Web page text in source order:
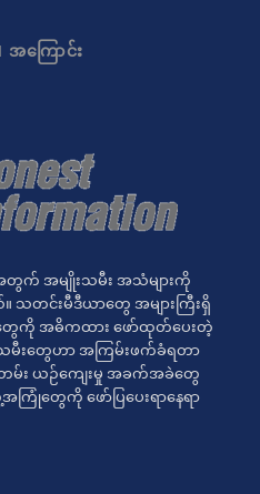
အကြောင်း
တွက် အမျိုးသမီး အသံများကို
သတင်းမီဒီယာတွေ အများကြီးရှိ
ကို အဓိကထား ဖော်ထုတ်ပေးတဲ့
မီးတွေဟာ အကြမ်းဖက်ခံရတာ
မ်း ယဉ်ကျေးမှု အခက်အခဲတွေ
ြုံတွေကို ဖော်ပြပေးရာနေရာ